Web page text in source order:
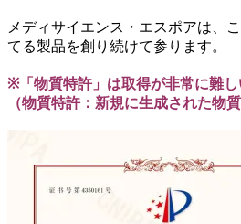
メディサイエンス・エスポアは、
てる製品を創り続けて参ります。
※「物質特許」は取得が非常に難し
（物質特許：新規に生成された物